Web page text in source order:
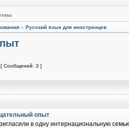
» Русский язык для иностранцев
[ Сообщений: 3 ]
опыт
в одну интернациональную